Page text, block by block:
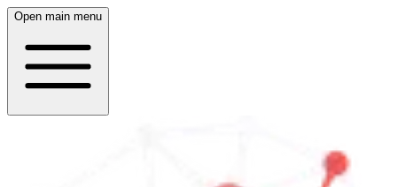
Open main menu